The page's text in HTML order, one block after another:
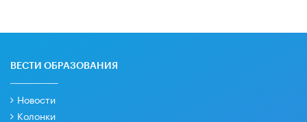
ВЕСТИ ОБРАЗОВАНИЯ
Новости
Колонки